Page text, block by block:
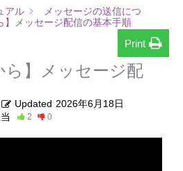
アル
メッセージの送信につ
】メッセージ配信の基本手順
Print
ら】メッセージ配
Updated 2026年6月18日
2 0